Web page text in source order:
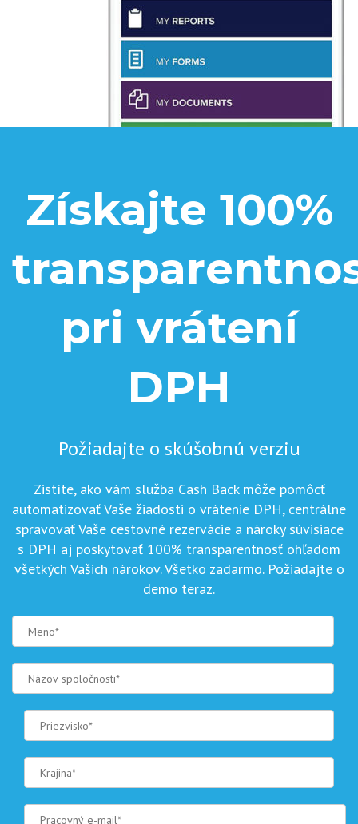
Získajte 100%
pri vrátení
DPH
Požiadajte o skúšobnú verziu
Zistíte, ako vám služba Cash Back môže pomôcť
automatizovať Vaše žiadosti o vrátenie DPH, centrálne
spravovať Vaše cestovné rezervácie a nároky súvisiace
s DPH aj poskytovať 100% transparentnosť ohľadom
všetkých Vašich nárokov. Všetko zadarmo. Požiadajte o
demo teraz.